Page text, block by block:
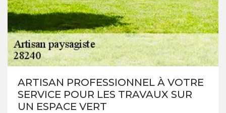
ARTISAN PROFESSIONNEL À VOTRE
SERVICE POUR LES TRAVAUX SUR
UN ESPACE VERT